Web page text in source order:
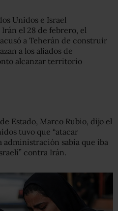
Unidos e Israel
el 28 de febrero, el
a Teherán de construir
a los aliados de
alcanzar territorio
Estado, Marco Rubio, dijo el
tuvo que “atacar
administración sabía que iba
contra Irán.